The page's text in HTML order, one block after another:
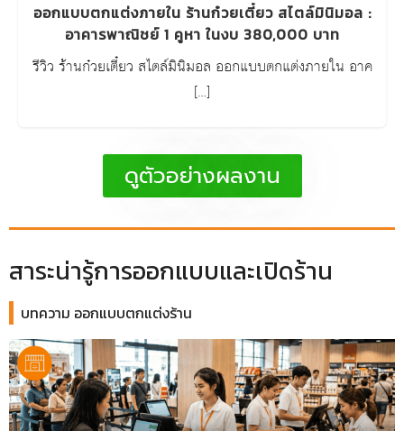
ออกแบบตกแต่งภายใน ร้านก๋วยเตี๋ยว สไตล์มินิมอล :
อาคารพาณิชย์ 1 คูหา ในงบ 380,000 บาท
รีวิว ร้านก๋วยเตี๋ยว สไตล์มินิมอล ออกแบบตกแต่งภายใน อาค
[…]
ดูตัวอย่างผลงาน
สาระน่ารู้การออกแบบและเปิดร้าน
บทความ ออกแบบตกแต่งร้าน